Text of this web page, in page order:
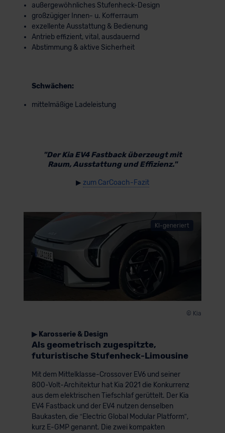
außergewöhnliches Stufenheck-Design
großzügiger Innen- u. Kofferraum
exzellente Ausstattung & Bedienung
Antrieb effizient, vital, ausdauernd
Abstimmung & aktive Sicherheit
Schwächen:
mittelmäßige Ladeleistung
"Der Kia EV4 Fastback überzeugt mit
Raum, Ausstattung und Effizienz."
▶ zum CarCoach-Fazit
KI-generiert
© Kia
▶ Karosserie & Design
Als geometrisch zugespitzte,
futuristische Stufenheck-Limousine
Mit dem Mittelklasse-Crossover EV6 und seiner
800-Volt-Architektur hat Kia 2021 die Konkurrenz
aus dem elektrischen Tiefschlaf gerüttelt. Der Kia
EV4 Fastback und der EV4 nutzen denselben
Baukasten, die “Electric Global Modular Platform”,
kurz E-GMP genannt. Die zwei kompakten